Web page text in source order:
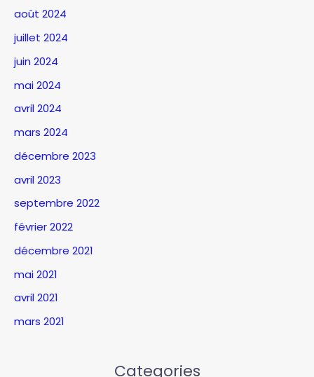
août 2024
juillet 2024
juin 2024
mai 2024
avril 2024
mars 2024
décembre 2023
avril 2023
septembre 2022
février 2022
décembre 2021
mai 2021
avril 2021
mars 2021
Categories